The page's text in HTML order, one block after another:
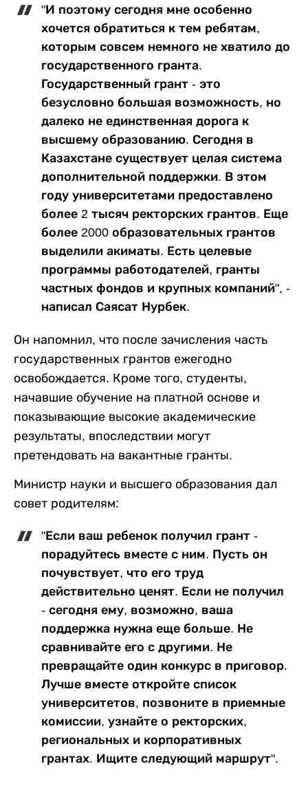
"И поэтому сегодня мне особенно
хочется обратиться к тем ребятам,
которым совсем немного не хватило до
государственного гранта.
Государственный грант - это
безусловно большая возможность, но
далеко не единственная дорога к
высшему образованию. Сегодня в
Казахстане существует целая система
дополнительной поддержки. В этом
году университетами предоставлено
более 2 тысяч ректорских грантов. Еще
более 2000 образовательных грантов
выделили акиматы. Есть целевые
программы работодателей, гранты
частных фондов и крупных компаний", -
написал Саясат Нурбек.
Он напомнил, что после зачисления часть
государственных грантов ежегодно
освобождается. Кроме того, студенты,
начавшие обучение на платной основе и
показывающие высокие академические
результаты, впоследствии могут
претендовать на вакантные гранты.
Министр науки и высшего образования дал
совет родителям:
"Если ваш ребенок получил грант -
порадуйтесь вместе с ним. Пусть он
почувствует, что его труд
действительно ценят. Если не получил
- сегодня ему, возможно, ваша
поддержка нужна еще больше. Не
сравнивайте его с другими. Не
превращайте один конкурс в приговор.
Лучше вместе откройте список
университетов, позвоните в приемные
комиссии, узнайте о ректорских,
региональных и корпоративных
грантах. Ищите следующий маршрут".